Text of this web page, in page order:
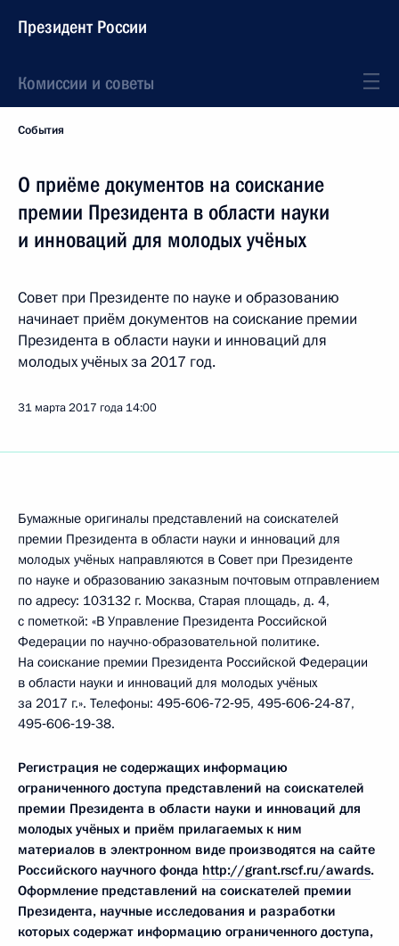
Президент России
Комиссии и советы
События
О приёме документов на соискание
премии Президента в области науки
и инноваций для молодых учёных
Совет при Президенте по науке и образованию
начинает приём документов на соискание премии
Президента в области науки и инноваций для
молодых учёных за 2017 год.
31 марта 2017 года 14:00
Бумажные оригиналы представлений на соискателей
премии Президента в области науки и инноваций для
молодых учёных направляются в Совет при Президенте
по науке и образованию заказным почтовым отправлением
по адресу: 103132 г. Москва, Старая площадь, д. 4,
с пометкой: «В Управление Президента Российской
Федерации по научно-образовательной политике.
На соискание премии Президента Российской Федерации
в области науки и инноваций для молодых учёных
за 2017 г.». Телефоны: 495‑606‑72‑95, 495‑606‑24‑87,
495‑606‑19‑38.
Регистрация не содержащих информацию
ограниченного доступа представлений на соискателей
премии Президента в области науки и инноваций для
молодых учёных и приём прилагаемых к ним
материалов в электронном виде производятся на сайте
Российского научного фонда http://grant.rscf.ru/awards.
Оформление представлений на соискателей премии
Президента, научные исследования и разработки
которых содержат информацию ограниченного доступа,